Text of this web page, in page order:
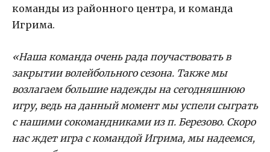
команды из районного центра, и команда
Игрима.
«Наша команда очень рада поучаствовать в
закрытии волейбольного сезона. Также мы
возлагаем большие надежды на сегодняшнюю
игру, ведь на данный момент мы успели сыграть
с нашими сокомандниками из п. Березово. Скоро
нас ждет игра с командой Игрима, мы надеемся,